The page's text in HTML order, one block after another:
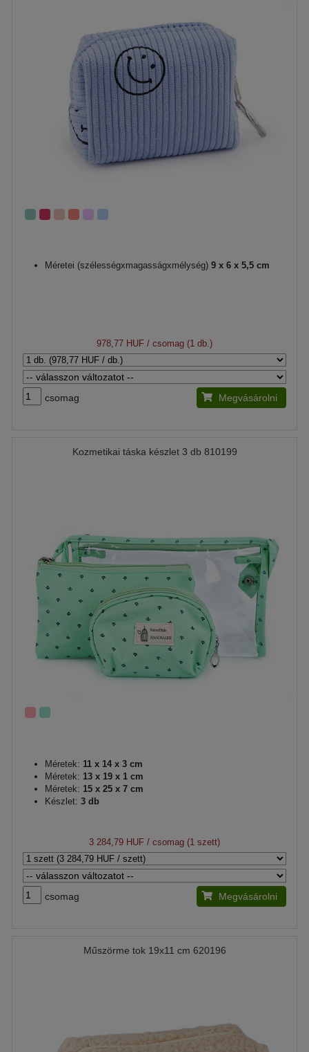
Méretei (szélességxmagasságxmélység) 9 x 6 x 5,5 cm
978,77 HUF / csomag (1 db.)
csomag Megvásárolni
Kozmetikai táska készlet 3 db 810199
Méretek: 11 x 14 x 3 cm
Méretek: 13 x 19 x 1 cm
Méretek: 15 x 25 x 7 cm
Készlet: 3 db
3 284,79 HUF / csomag (1 szett)
csomag Megvásárolni
Műszörme tok 19x11 cm 620196